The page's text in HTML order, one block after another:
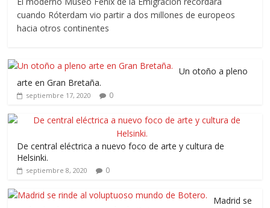
cuando Róterdam vio partir a dos millones de europeos
hacia otros continentes
Un otoño a pleno
arte en Gran Bretaña.
septiembre 17, 2020 0
De central eléctrica a nuevo foco de arte y cultura de
Helsinki.
septiembre 8, 2020 0
Madrid se